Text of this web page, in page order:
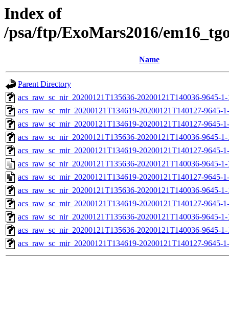
Index of
/psa/ftp/ExoMars2016/
Name
Parent Directory
acs_raw_sc_nir_20200121T135636-20200121T140036-9645-
acs_raw_sc_mir_20200121T134619-20200121T140127-9645-
acs_raw_sc_mir_20200121T134619-20200121T140127-9645-
acs_raw_sc_nir_20200121T135636-20200121T140036-9645-
acs_raw_sc_mir_20200121T134619-20200121T140127-9645-
acs_raw_sc_nir_20200121T135636-20200121T140036-9645-
acs_raw_sc_mir_20200121T134619-20200121T140127-9645-
acs_raw_sc_nir_20200121T135636-20200121T140036-9645-
acs_raw_sc_mir_20200121T134619-20200121T140127-9645-
acs_raw_sc_nir_20200121T135636-20200121T140036-9645-
acs_raw_sc_nir_20200121T135636-20200121T140036-9645-
acs_raw_sc_mir_20200121T134619-20200121T140127-9645-